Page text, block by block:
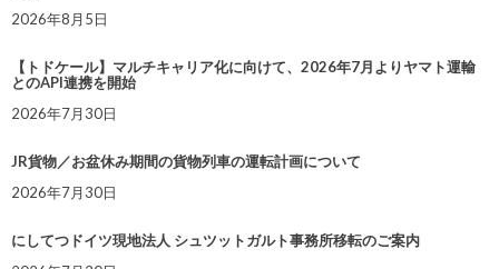
2026年8月5日
【トドケール】マルチキャリア化に向けて、2026年7月よりヤマト運輸
とのAPI連携を開始
2026年7月30日
JR貨物／お盆休み期間の貨物列車の運転計画について
2026年7月30日
にしてつドイツ現地法人 シュツットガルト事務所移転のご案内